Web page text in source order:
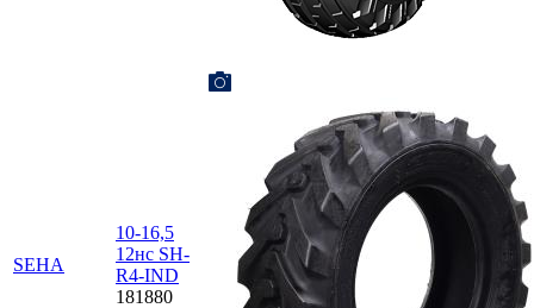
SEHA
10-16,5
12нс SH-
R4-IND
181880